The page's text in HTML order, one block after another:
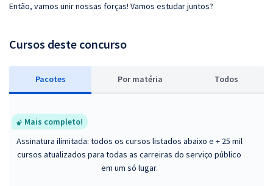
Então, vamos unir nossas forças! Vamos estudar juntos?
Cursos deste concurso
Pacotes Por matéria Todos
Mais completo!
Assinatura ilimitada: todos os cursos listados abaixo e + 25 mil
cursos atualizados para todas as carreiras do serviço público
em um só lugar.